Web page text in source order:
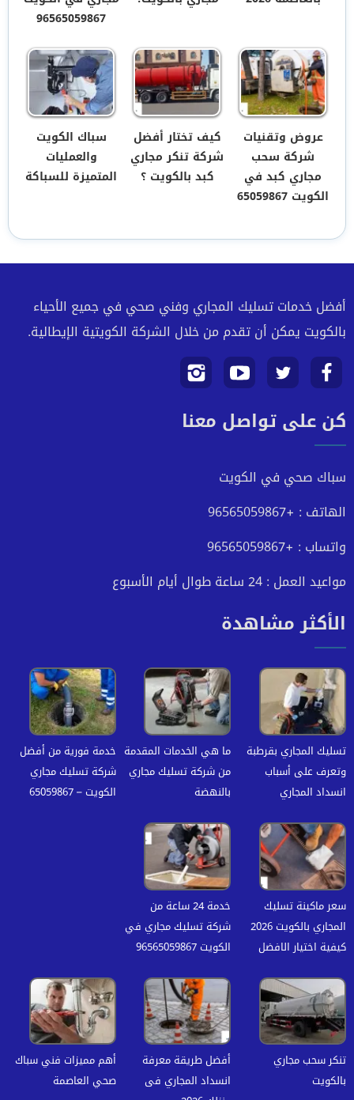
96565059867
عروض وتقنيات
شركة سحب
مجاري كبد في
الكويت 65059867
كيف تختار أفضل
شركة تنكر مجاري
كبد بالكويت ؟
سباك الكويت
والعمليات
المتميزة للسباكة
أفضل خدمات تسليك المجاري وفني صحي في جميع الأحياء
بالكويت يمكن أن تقدم من خلال الشركة الكويتية الإيطالية.
تابعنا
على
تابعنا
على
تابعنا
على
تابعنا
علىكن على تواصل معنا
سباك صحي في الكويت
الهاتف : +96565059867
واتساب : +96565059867
مواعيد العمل : 24 ساعة طوال أيام الأسبوع
الأكثر مشاهدة
تسليك المجاري بقرطبة
وتعرف على أسباب
انسداد المجاري
ما هي الخدمات المقدمة
من شركة تسليك مجاري
بالنهضة
خدمة فورية من أفضل
شركة تسليك مجاري
الكويت – 65059867
سعر ماكينة تسليك
المجاري بالكويت 2026
كيفية اختيار الافضل
خدمة 24 ساعة من
شركة تسليك مجاري في
الكويت 96565059867
تنكر سحب مجاري
بالكويت
أفضل طريقة معرفة
انسداد المجاري فى
أهم مميزات فني سباك
صحي العاصمة